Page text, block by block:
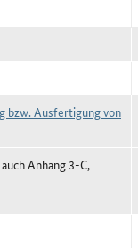
bzw. Ausfertigung von
Anhang 3-C,